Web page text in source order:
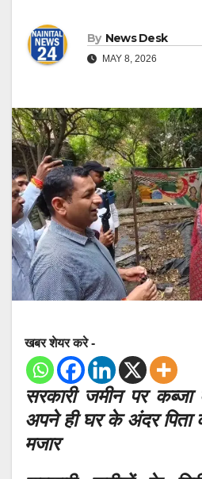
By News Desk
MAY 8, 2026
खबर शेयर करे -
सरकारी जमीन पर
अपने ही घर के अंदर पिता
मजार